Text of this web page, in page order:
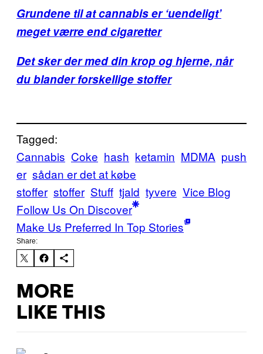
Grundene til at cannabis er ‘uendeligt’
meget værre end cigaretter
Det sker der med din krop og hjerne, når
du blander forskellige stoffer
Tagged:
Cannabis Coke hash ketamin MDMA push
er sådan er det at købe
stoffer stoffer Stuff tjald tyvere Vice Blog
Follow Us On Discover
Make Us Preferred In Top Stories
Share:
MORE
LIKE THIS